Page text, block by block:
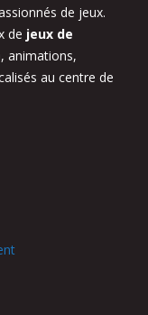
de jeux.
de jeux de
animations,
au centre de